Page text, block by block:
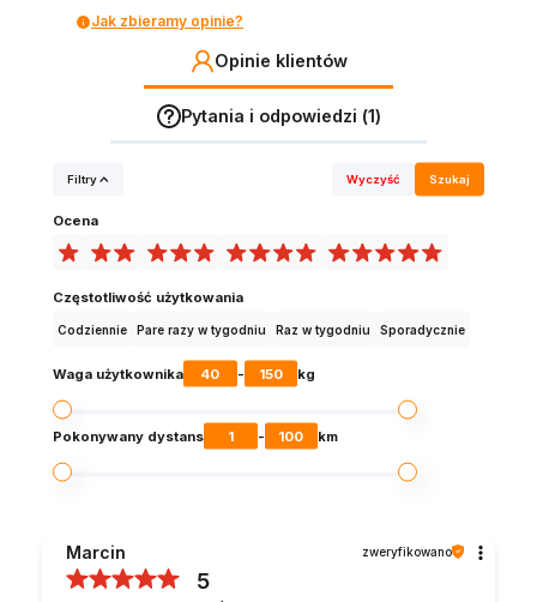
Jak zbieramy opinie?
Opinie klientów
Pytania i odpowiedzi (1)
Filtry Wyczyść Szukaj
Ocena
Częstotliwość użytkowania
Codziennie Pare razy w tygodniu Raz w tygodniu Sporadycznie
Waga użytkownika 40 - 150 kg
Pokonywany dystans 1 - 100 km
Marcin zweryfikowano
5